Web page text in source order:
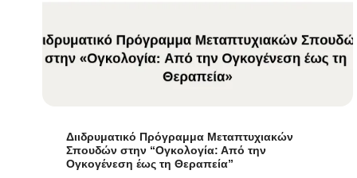
Διιδρυματικό Πρόγραμμα Μεταπτυχιακών
Σπουδών στην “Ογκολογία: Από την
Ογκογένεση έως τη Θεραπεία”